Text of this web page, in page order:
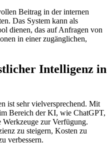
Beitrag in der internen
Das System kann als
dienen, das auf Anfragen von
in einer zugänglichen,
Intelligenz in
ist sehr vielversprechend. Mit
Bereich der KI, wie ChatGPT,
Werkzeuge zur Verfügung.
zu steigern, Kosten zu
verbessern.